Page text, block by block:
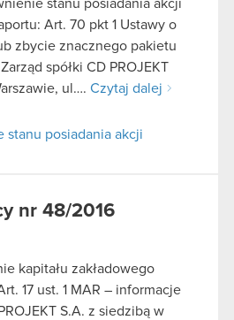
witryny, zgadasz się na
stanu posiadania akcji
Art. 70 pkt 1 Ustawy o
zbycie znacznego pakietu
spółki CD PROJEKT
ul…. Czytaj dalej
stanu posiadania akcji
nr 48/2016
kapitału zakładowego
17 ust. 1 MAR – informacje
S.A. z siedzibą w